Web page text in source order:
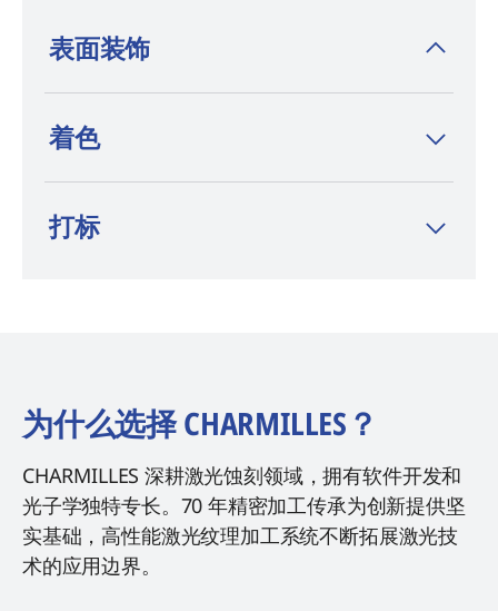
表面装饰
我们的软件，现在利用激光技术创作、组合和
定制任何类型的精美装饰变得更加轻松，您可
的设计自由。
着色
打标
为什么选择 CHARMILLES？
CHARMILLES 深耕激光蚀刻领域，拥有软件开发和
光子学独特专长。70 年精密加工传承为创新提供坚
实基础，高性能激光纹理加工系统不断拓展激光技
术的应用边界。